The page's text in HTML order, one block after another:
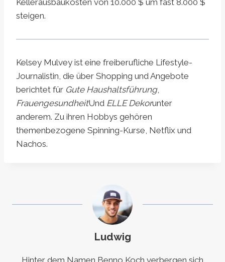
Kellerausbaukosten von 10.000 $ um fast 8.000 $
steigen.
Kelsey Mulvey ist eine freiberufliche Lifestyle-
Journalistin, die über Shopping und Angebote
berichtet für Gute Haushaltsführung,
FrauengesundheitUnd ELLE Dekorunter
anderem. Zu ihren Hobbys gehören
themenbezogene Spinning-Kurse, Netflix und
Nachos.
Ludwig